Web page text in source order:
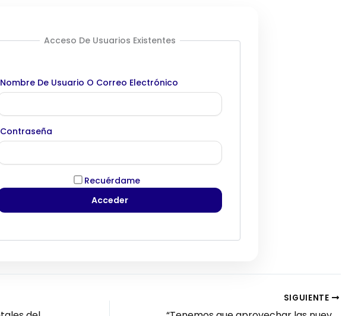
Acceso De Usuarios Existentes
Nombre De Usuario O Correo Electrónico
Contraseña
Recuérdame
SIGUIENTE